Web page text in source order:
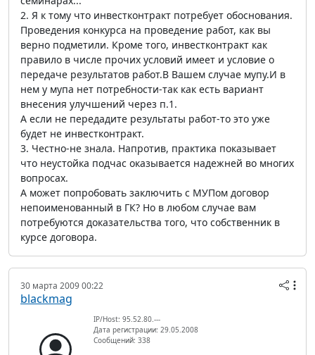
2. Я к тому что инвестконтракт потребует обоснования.
Проведения конкурса на проведение работ, как вы
верно подметили. Кроме того, инвестконтракт как
правило в числе прочих условий имеет и условие о
передаче результатов работ.В Вашем случае мупу.И в
нем у мупа нет потребности-так как есть вариант
внесения улучшений через п.1.
А если не передадите результаты работ-то это уже
будет не инвестконтракт.
3. Честно-не знала. Напротив, практика показывает
что неустойка подчас оказывается надежней во многих
вопросах.
А может попробовать заключить с МУПом договор
непоименованный в ГК? Но в любом случае вам
потребуются доказательства того, что собственник в
курсе договора.
30 марта 2009 00:22
blackmag
IP/Host: 95.52.80.---
Дата регистрации: 29.05.2008
Сообщений: 338